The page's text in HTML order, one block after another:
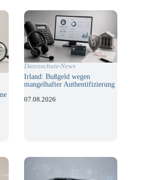
Datenschutz-News
Irland: Bußgeld wegen
mangelhafter Authentifizierung
07.08.2026